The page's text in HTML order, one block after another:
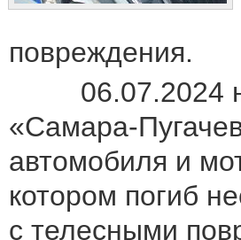
повреждения.
06.07.2024 на
«Самара-
автомобиля и
котором погиб
с телесными